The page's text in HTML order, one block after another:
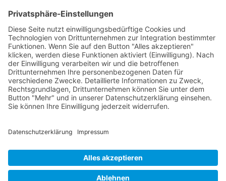
Zusammenarbeitund
umgewandelt.
© 2026 Frank Hartung Ihr Mediator bei Konflikten in Familie,